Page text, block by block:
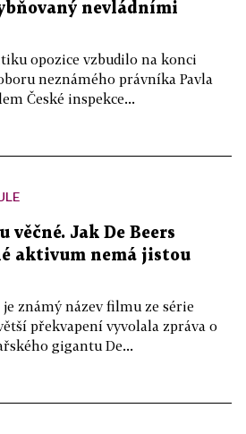
nevládními
opozice vzbudilo na konci
neznámého právníka Pavla
České inspekce...
věčné. Jak De Beers
aktivum nemá jistou
známý název filmu ze série
překvapení vyvolala zpráva o
gigantu De...